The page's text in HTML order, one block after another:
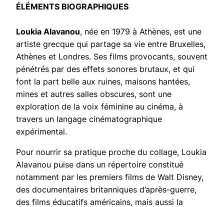
ÉLÉMENTS BIOGRAPHIQUES
Loukia Alavanou, née en 1979 à Athènes, est une
artiste grecque qui partage sa vie entre Bruxelles,
Athènes et Londres. Ses films provocants, souvent
pénétrés par des effets sonores brutaux, et qui
font la part belle aux ruines, maisons hantées,
mines et autres salles obscures, sont une
exploration de la voix féminine au cinéma, à
travers un langage cinématographique
expérimental.
Pour nourrir sa pratique proche du collage, Loukia
Alavanou puise dans un répertoire constitué
notamment par les premiers films de Walt Disney,
des documentaires britanniques d’après-guerre,
des films éducatifs américains, mais aussi la